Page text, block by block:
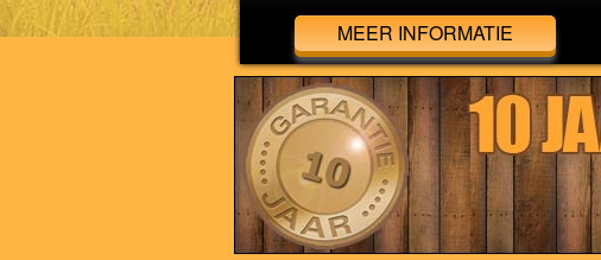
MEER INFORMATIE